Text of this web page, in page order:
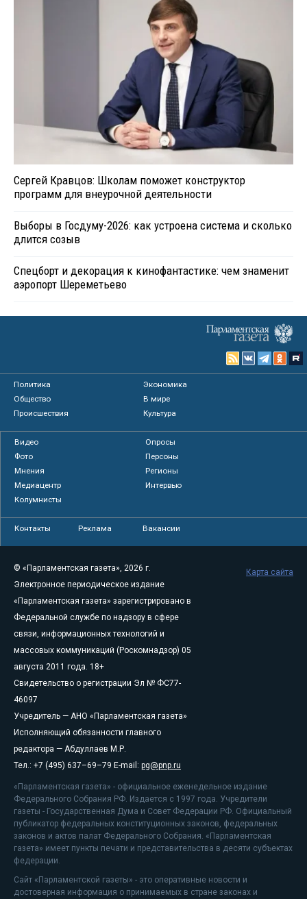
Сергей Кравцов: Школам поможет конструктор
программ для внеурочной деятельности
Выборы в Госдуму-2026: как устроена система и сколько
длится созыв
Спецборт и декорация к кинофантастике: чем знаменит
аэропорт Шереметьево
Политика
Экономика
Общество
В мире
Происшествия
Культура
Видео
Опросы
Фото
Персоны
Мнения
Регионы
Медиацентр
Интервью
Колумнисты
Контакты Реклама Вакансии
© «Парламентская газета», 2026 г.
Электронное периодическое издание
«Парламентская газета» зарегистрировано в
Федеральной службе по надзору в сфере
связи, информационных технологий и
массовых коммуникаций (Роскомнадзор) 05
августа 2011 года. 18+
Свидетельство о регистрации Эл № ФС77-
46097
Учредитель — АНО «Парламентская газета»
Исполняющий обязанности главного
редактора — Абдуллаев М.Р.
Тел.: +7 (495) 637–69–79 E-mail: pg@pnp.ru
«Парламентская газета» - официальное еженедельное издание
Федерального Собрания РФ. Издается с 1997 года. Учредители
газеты - Государственная Дума и Совет Федерации РФ. Официальный
публикатор федеральных конституционных законов, федеральных
законов и актов палат Федерального Собрания. «Парламентская
газета» имеет пункты печати и представительства в десяти субъектах
федерации.
Сайт «Парламентской газеты» - это оперативные новости и
достоверная информация о принимаемых в стране законах и
Карта сайта